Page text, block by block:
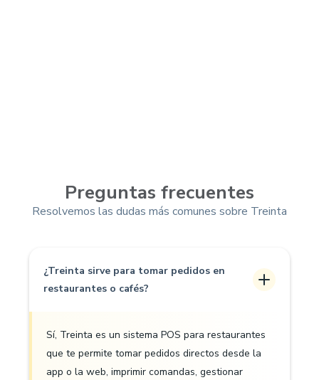
Preguntas frecuentes
Resolvemos las dudas más comunes sobre Treinta
¿Treinta sirve para tomar pedidos en
restaurantes o cafés?
Sí, Treinta es un sistema POS para restaurantes
que te permite tomar pedidos directos desde la
app o la web, imprimir comandas, gestionar